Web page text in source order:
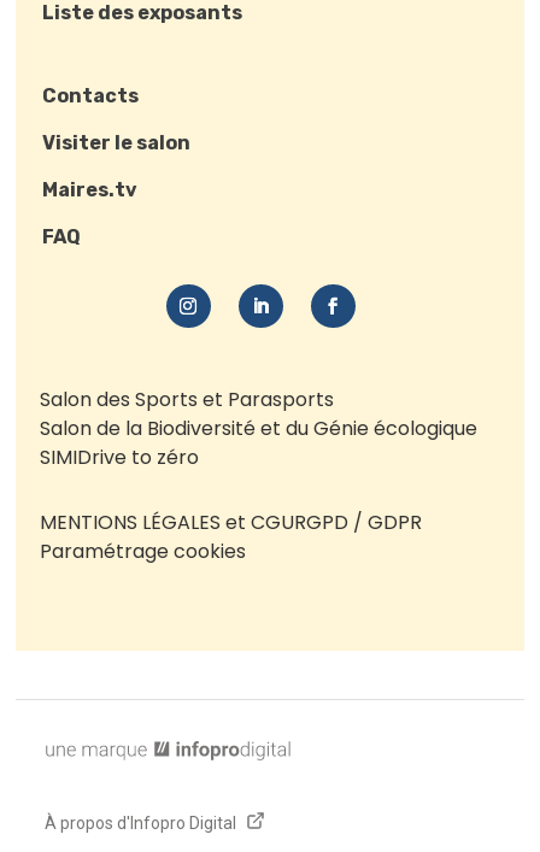
Liste des exposants
Contacts
Visiter le salon
Maires.tv
FAQ
Salon des Sports et Parasports
Salon de la Biodiversité et du Génie écologique
SIMIDrive to zéro
MENTIONS LÉGALES et CGURGPD / GDPR
Paramétrage cookies